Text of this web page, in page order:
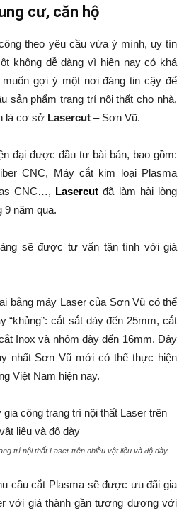
cư, căn hộ
theo yêu cầu vừa ý mình, uy tín
không dễ dàng vì hiện nay có khá
gợi ý một nơi đáng tin cậy để
sản phẩm trang trí nội thất cho nhà,
là cơ sở Lasercut – Sơn Vũ.
đại được đầu tư bài bản, bao gồm:
CNC, Máy cắt kim loại Plasma
CNC…, Lasercut đã làm hài lòng
9 năm qua.
sẽ được tư vấn tận tình với giá
bằng máy Laser của Sơn Vũ có thể
“khủng”: cắt sắt dày đến 25mm, cắt
Inox và nhôm dày đến 16mm. Đây
nhất Sơn Vũ mới có thể thực hiện
Việt Nam hiện nay.
trí nội thất Laser trên nhiều vật liệu và độ dày
cầu cắt Plasma sẽ được ưu đãi gia
với giá thành gần tương đương với